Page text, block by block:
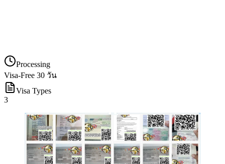
Processing
Visa-Free 30 วัน
Visa Types
3